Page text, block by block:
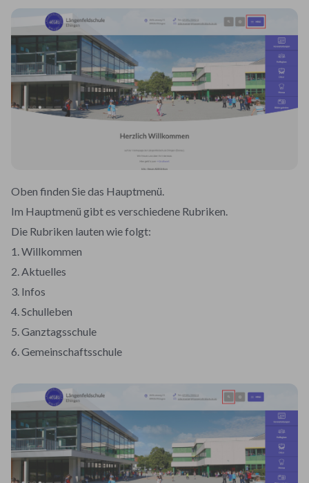
Oben finden Sie das Hauptmenü.
Im Hauptmenü gibt es verschiedene Rubriken.
Die Rubriken lauten wie folgt:
1. Willkommen
2. Aktuelles
3. Infos
4. Schulleben
5. Ganztagsschule
6. Gemeinschaftsschule